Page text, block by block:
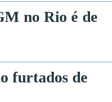
no Rio é de
furtados de